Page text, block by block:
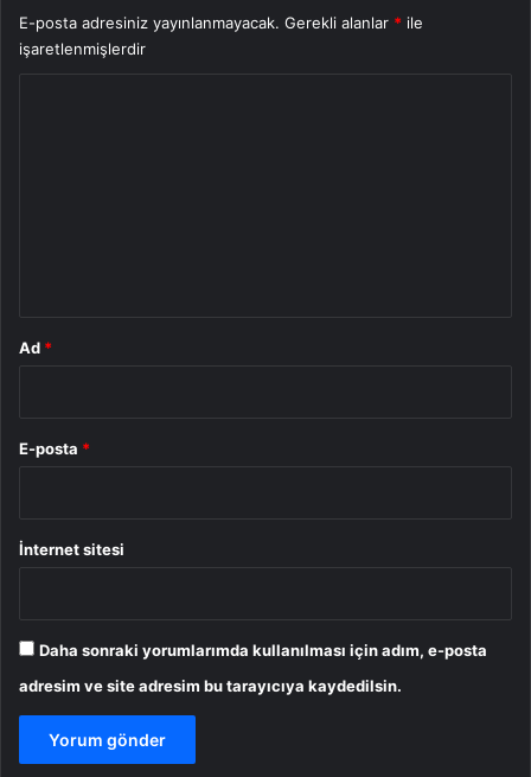
E-posta adresiniz yayınlanmayacak. Gerekli alanlar * ile
işaretlenmişlerdir
Ad *
E-posta *
İnternet sitesi
Daha sonraki yorumlarımda kullanılması için adım, e-posta
adresim ve site adresim bu tarayıcıya kaydedilsin.